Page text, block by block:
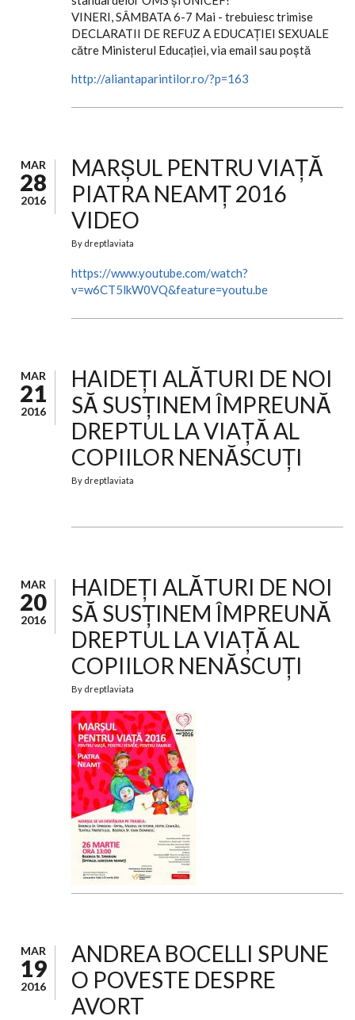
VINERI, SÂMBATA 6-7 Mai - trebuiesc trimise
DECLARATII DE REFUZ A EDUCAȚIEI SEXUALE
către Ministerul Educației, via email sau poştă
http://aliantaparintilor.ro/?p=163
MAR
28
2016
MARȘUL PENTRU VIAȚĂ
PIATRA NEAMȚ 2016
VIDEO
By dreptlaviata
https://www.youtube.com/watch?
v=w6CT5lkW0VQ&feature=youtu.be
MAR
21
2016
HAIDEȚI ALĂTURI DE NOI
SĂ SUSȚINEM ÎMPREUNĂ
DREPTUL LA VIAȚĂ AL
COPIILOR NENĂSCUȚI
By dreptlaviata
MAR
20
2016
HAIDEȚI ALĂTURI DE NOI
SĂ SUSȚINEM ÎMPREUNĂ
DREPTUL LA VIAȚĂ AL
COPIILOR NENĂSCUȚI
By dreptlaviata
MAR
19
2016
ANDREA BOCELLI SPUNE
O POVESTE DESPRE
AVORT